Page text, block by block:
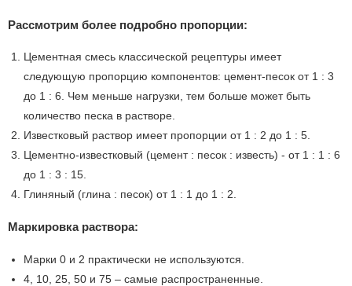
Рассмотрим более подробно пропорции:
Цементная смесь классической рецептуры имеет
следующую пропорцию компонентов: цемент-песок от 1 : 3
до 1 : 6. Чем меньше нагрузки, тем больше может быть
количество песка в растворе.
Известковый раствор имеет пропорции от 1 : 2 до 1 : 5.
Цементно-известковый (цемент : песок : известь) - от 1 : 1 : 6
до 1 : 3 : 15.
Глиняный (глина : песок) от 1 : 1 до 1 : 2.
Маркировка раствора:
Марки 0 и 2 практически не используются.
4, 10, 25, 50 и 75 – самые распространенные.